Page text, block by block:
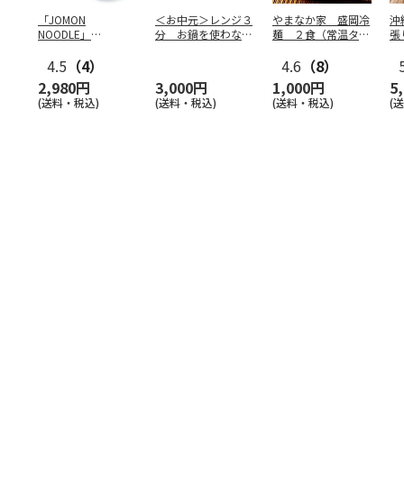
「JOMON
NOODLE」
4.5 （4）
2,980円
(送料・税込)
＜お中元＞レンジ３
分 お鍋を使わない
3,000円
(送料・税込)
やまなか家 盛岡冷
麺 ２食（常温タイ
4.6 （8）
1,000円
(送料・税込)
沖
張
(